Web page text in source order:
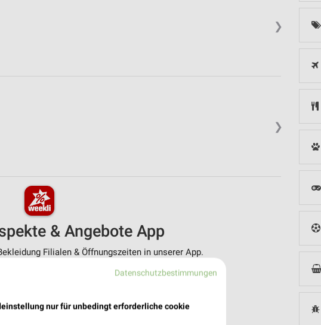
❯
❯
& Angebote App
Filialen & Öffnungszeiten in unserer App.
bei neuen Prospekten
- Einkauf stressfrei planen
Datenschutzbestimmungen
nur für unbedingt erforderliche cookie